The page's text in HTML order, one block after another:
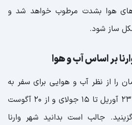
هوا بشدت مرطوب خواهد شد و
ساز شود.
بر اساس آب و هوا
را از نظر آب و هوایی برای سفر به
وارنا انتخاب کنید باید از 23 آوریل تا 15 جولای و از 20 آگوست
برگزینید. جالب است بدانید شهر وارنا